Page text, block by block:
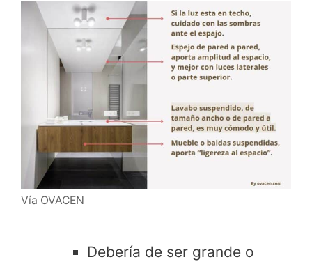
Vía OVACEN
Debería de ser grande o